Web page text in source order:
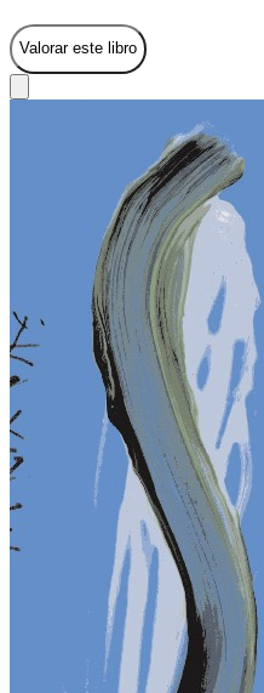
Valorar este libro